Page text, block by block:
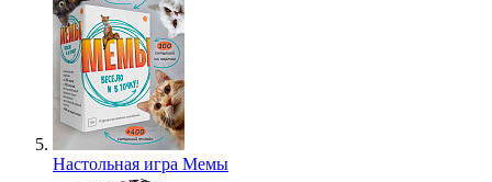
Настольная игра Мемы